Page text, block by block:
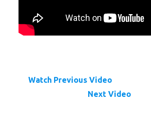
Watch Previous Video
Next Video